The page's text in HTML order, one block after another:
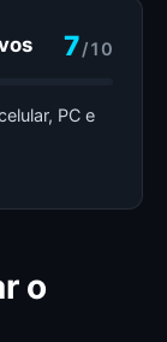
7/10
PC e
o